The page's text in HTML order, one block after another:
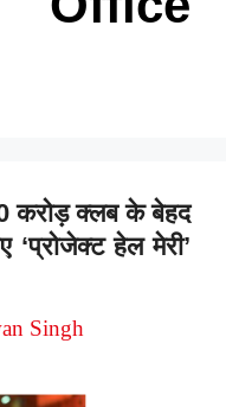
करोड़ क्लब के बेहद
‘प्रोजेक्ट हेल मेरी’
Singh